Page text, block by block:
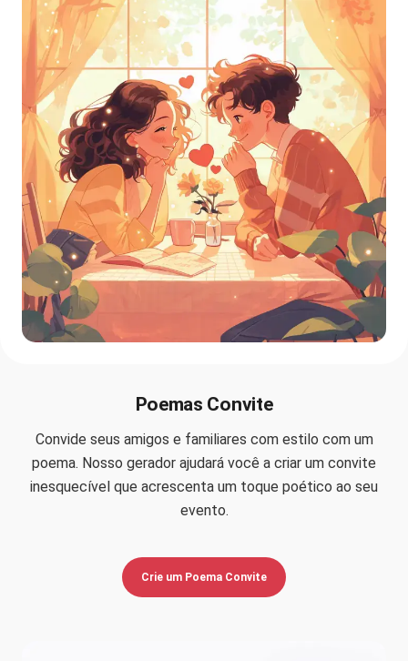
Poemas Convite
Convide seus amigos e familiares com estilo com um
poema. Nosso gerador ajudará você a criar um convite
inesquecível que acrescenta um toque poético ao seu
evento.
Crie um Poema Convite